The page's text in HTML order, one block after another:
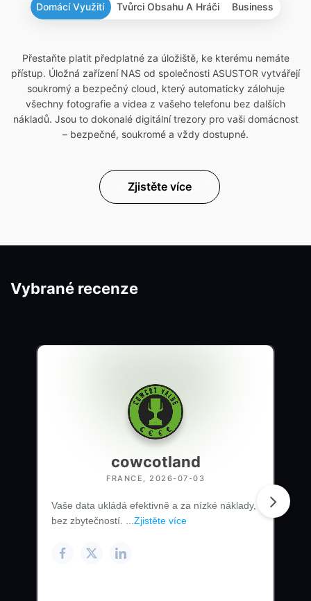
Domácí Využití Tvůrci Obsahu A Hráči Business
Přestaňte platit předplatné za úložiště, ke kterému nemáte
přístup. Úložná zařízení NAS od společnosti ASUSTOR vytvářejí
soukromý a bezpečný cloud, který automaticky zálohuje
všechny fotografie a videa z vašeho telefonu bez dalších
nákladů. Jsou to dokonalé digitální trezory pro vaši domácnost
– bezpečné, soukromé a vždy dostupné.
Zjistěte více
Vybrané recenze
cowcotland
FRANCE, 2026-07-03
Vaše data ukládá efektivně a za nízké náklady,
bez zbytečností. ... Zjistěte více